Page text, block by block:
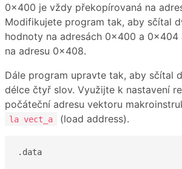
0x400 je vždy překopírovaná na
Modifikujete program tak, aby sčítal
hodnoty na adresách 0x400 a 0x404
na adresu 0x408.
Dále program upravte tak, aby sčítal
délce čtyř slov. Využijte k nastavení
počáteční adresu vektoru
la vect_a (load address).
.data